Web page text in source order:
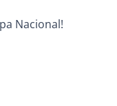
Nacional!